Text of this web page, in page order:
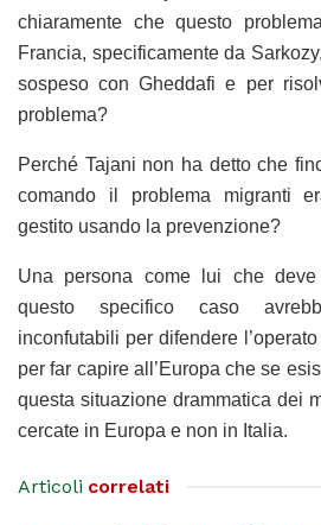
chiaramente che questo
Francia, specificamente da
sospeso con Gheddafi e per
problema?
Perché Tajani non ha detto che
comando il problema migranti
gestito usando la prevenzione?
Una persona come lui che
questo specifico caso
inconfutabili per difendere
per far capire all’Europa che se
questa situazione drammatica dei
cercate in Europa e non in Italia.
Articoli correlati